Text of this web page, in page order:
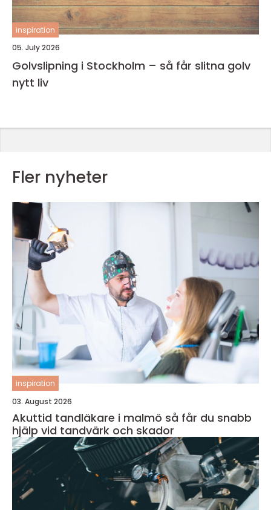
inspiration
05. July 2026
Golvslipning i Stockholm – så får slitna golv
nytt liv
Fler nyheter
inspiration
03. August 2026
Akuttid tandläkare i malmö så får du snabb
hjälp vid tandvärk och skador